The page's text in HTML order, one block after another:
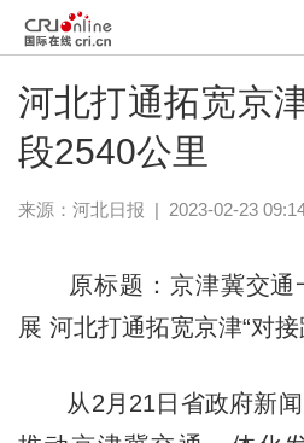
河北打通拓宽京
段2540公里
来源： 河北日报 | 2023-02-23
原标题：京津冀交通
展 河北打通拓宽京津“对
从2月21日省政府新闻